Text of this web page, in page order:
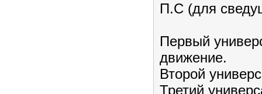
П.С (для
Первый
движение.
Второй
Третий